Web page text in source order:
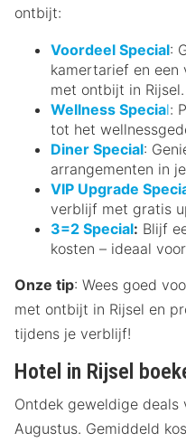
ontbijt:
Voordeel Special:
kamertarief en
met ontbijt in Rijsel.
Wellness Special:
tot het
Diner Special:
arrangementen in
VIP Upgrade
verblijf met gratis
3=2 Special: Blijf
kosten – ideaal
Onze tip: Wees goed
met ontbijt in Rijsel en
tijdens je verblijf!
Hotel in Rijsel
Ontdek geweldige deals
Augustus. Gemiddeld